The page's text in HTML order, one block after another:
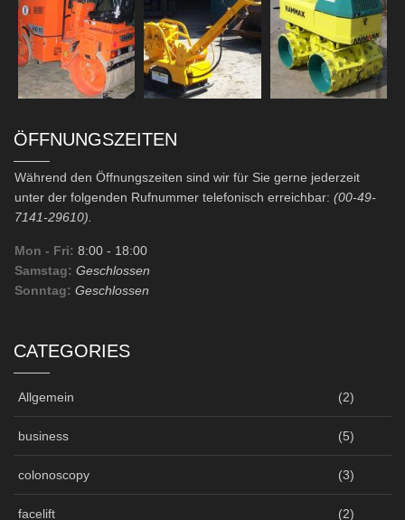
ÖFFNUNGSZEITEN
Während den Öffnungszeiten sind wir für Sie gerne jederzeit
unter der folgenden Rufnummer telefonisch erreichbar: (00-49-
7141-29610).
Mon - Fri: 8:00 - 18:00
Samstag: Geschlossen
Sonntag: Geschlossen
CATEGORIES
Allgemein (2)
business (5)
colonoscopy (3)
facelift (2)